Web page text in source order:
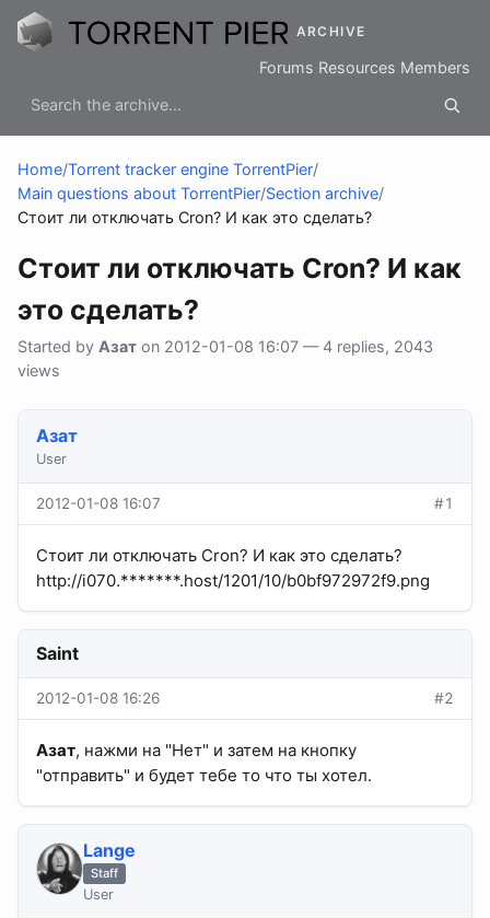
ARCHIVE
Forums Resources Members
Home/Torrent tracker engine TorrentPier/
Main questions about TorrentPier/Section archive/
Стоит ли отключать Cron? И как это сделать?
Стоит ли отключать Cron? И как
это сделать?
Started by Азат on 2012-01-08 16:07 — 4 replies, 2043
views
Азат
User
2012-01-08 16:07 #1
Стоит ли отключать Cron? И как это сделать?
http://i070.*******.host/1201/10/b0bf972972f9.png
Saint
2012-01-08 16:26 #2
Азат, нажми на "Нет" и затем на кнопку
"отправить" и будет тебе то что ты хотел.
Lange
Staff
User